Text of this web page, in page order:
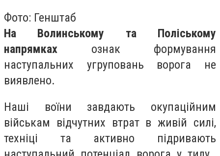
Фото: Генштаб
На Волинському та Поліському
напрямках ознак формування
наступальних угруповань ворога не
виявлено.
Наші воїни завдають окупаційним
військам відчутних втрат в живій силі,
техніці та активно підривають